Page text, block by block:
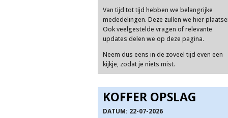
Van tijd tot tijd hebben we belangrijke
mededelingen. Deze zullen we hier
Ook veelgestelde vragen of relevante
updates delen we op deze pagina.
Neem dus eens in de zoveel tijd even een
kijkje, zodat je niets mist.
KOFFER OPSLAG
DATUM: 22-07-2026